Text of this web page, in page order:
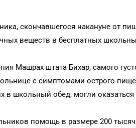
скончавшегося накануне от
веществ в бесплатных
Машрах штата Бихар, самого
с симптомами острого
в школьный обед, могли
помощь в размере 200